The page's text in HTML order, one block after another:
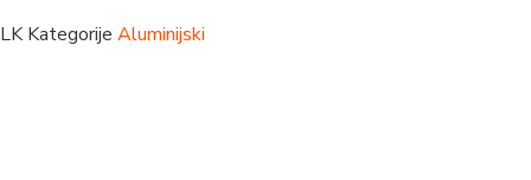
Kategorije Aluminijski